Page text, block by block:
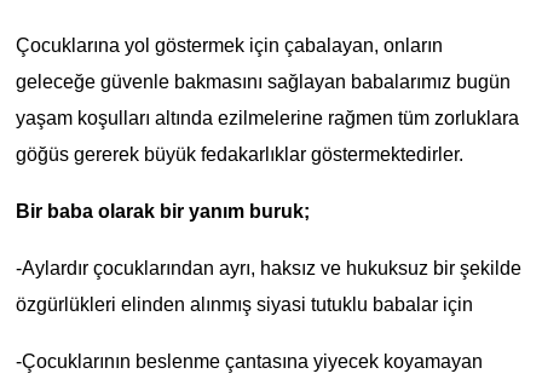
Çocuklarına yol göstermek için çabalayan, onların
geleceğe güvenle bakmasını sağlayan babalarımız bugün
yaşam koşulları altında ezilmelerine rağmen tüm zorluklara
göğüs gererek büyük fedakarlıklar göstermektedirler.
Bir baba olarak bir yanım buruk;
-Aylardır çocuklarından ayrı, haksız ve hukuksuz bir şekilde
özgürlükleri elinden alınmış siyasi tutuklu babalar için
-Çocuklarının beslenme çantasına yiyecek koyamayan